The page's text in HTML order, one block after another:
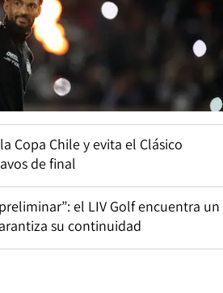
Copa Chile y evita el Clásico
de final
el LIV Golf encuentra un
su continuidad